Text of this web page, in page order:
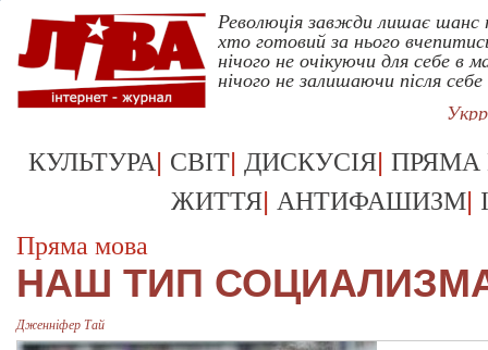
Революція завжди лишає
хто готовий за нього
нічого не очікуючи для себе в
нічого не залишаючи після
КУЛЬТУРА| СВІТ| ДИСКУСІЯ| ПРЯМА
ЖИТТЯ| АНТИФАШИЗМ|
Пряма мова
НАШ ТИП
Дженнiфер Тай